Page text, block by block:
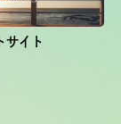
サイト